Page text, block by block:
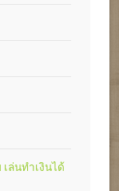
เล่นทำเงินได้